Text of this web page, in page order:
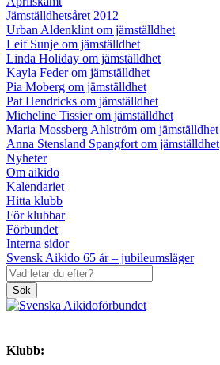
Jämställdhetsåret 2012
Urban Aldenklint om jämställdhet
Leif Sunje om jämställdhet
Linda Holiday om jämställdhet
Kayla Feder om jämställdhet
Pia Moberg om jämställdhet
Pat Hendricks om jämställdhet
Micheline Tissier om jämställdhet
Maria Mossberg Ahlström om jämställdhet
Anna Stensland Spangfort om jämställdhet
Nyheter
Om aikido
Kalendariet
Hitta klubb
För klubbar
Förbundet
Interna sidor
Svensk Aikido 65 år – jubileumsläger
Sök
Klubb: